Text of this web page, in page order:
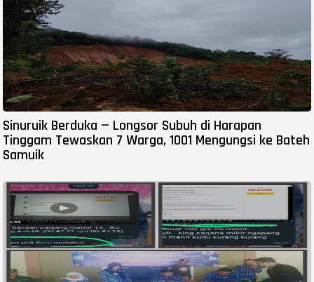
Sinuruik Berduka — Longsor Subuh di Harapan
Tinggam Tewaskan 7 Warga, 1001 Mengungsi ke Bateh
Samuik